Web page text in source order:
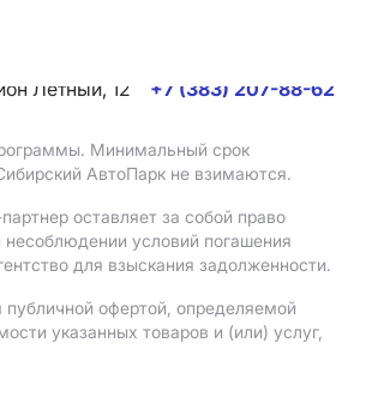
Летный, 12
+7 (383) 207-88-62
Минимальный срок
АвтоПарк не взимаются.
оставляет за собой право
условий погашения
для взыскания задолженности.
офертой, определяемой
указанных товаров и (или) услуг,